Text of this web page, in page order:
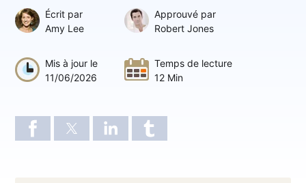
Écrit par
Amy Lee
Approuvé par
Robert Jones
Mis à jour le
11/06/2026
Temps de lecture
12 Min